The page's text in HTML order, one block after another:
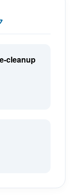
cleanup